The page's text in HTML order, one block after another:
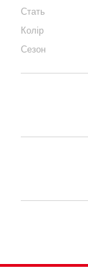
Стать
Колір
Сезон